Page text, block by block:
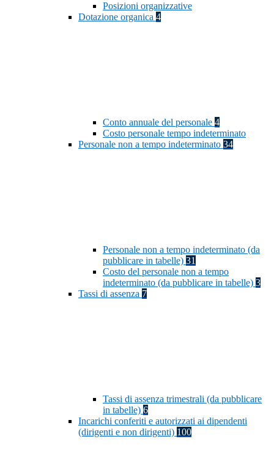
Posizioni organizzative
Dotazione organica 4
Conto annuale del personale 4
Costo personale tempo indeterminato
Personale non a tempo indeterminato 34
Personale non a tempo indeterminato (da
pubblicare in tabelle) 31
Costo del personale non a tempo
indeterminato (da pubblicare in tabelle) 3
Tassi di assenza 7
Tassi di assenza trimestrali (da pubblicare
in tabelle) 6
Incarichi conferiti e autorizzati ai dipendenti
(dirigenti e non dirigenti) 100